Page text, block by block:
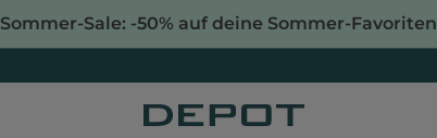
Sommer-Sale: -50% auf deine Sommer-Favoriten